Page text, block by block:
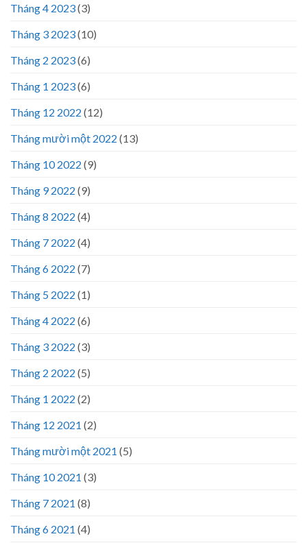
Tháng 4 2023(3)
Tháng 3 2023(10)
Tháng 2 2023(6)
Tháng 1 2023(6)
Tháng 12 2022 (12)
Tháng mười một 2022 (13)
Tháng 10 2022 (9)
Tháng 9 2022 (9)
Tháng 8 2022 (4)
Tháng 7 2022 (4)
Tháng 6 2022 (7)
Tháng 5 2022 (1)
Tháng 4 2022 (6)
Tháng 3 2022 (3)
Tháng 2 2022 (5)
Tháng 1 2022 (2)
Tháng 12 2021 (2)
Tháng mười một 2021 (5)
Tháng 10 2021 (3)
Tháng 7 2021 (8)
Tháng 6 2021 (4)